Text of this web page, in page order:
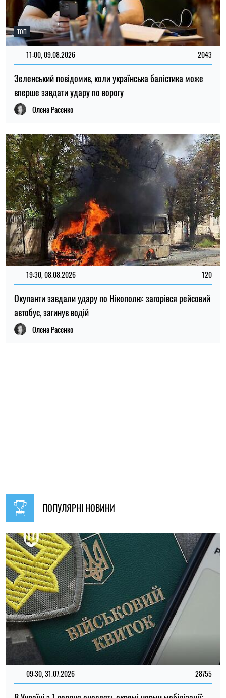
ОЛЕНА РАСЕНКО
Пише про ЗСЖ на SOCPORTAL.INFO
Олена Расенко пише про новини у сфері науки,
порадами щодо балансу між роботою і
життям.
НОВИНИ ПО ТЕМІ
15:59, 10.08.2026
Більшість українців вірять у перемогу над Росією, але
дедалі менше сподіваються на швидке завершення війни
Ірина Де Люсто